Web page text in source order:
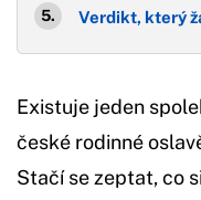
Verdikt, který
Existuje jeden
české rodinné
Stačí se zeptat, co